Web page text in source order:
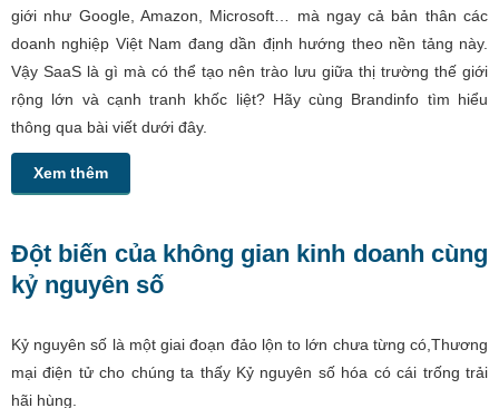
giới như Google, Amazon, Microsoft… mà ngay cả bản thân các
doanh nghiệp Việt Nam đang dần định hướng theo nền tảng này.
Vậy SaaS là gì mà có thể tạo nên trào lưu giữa thị trường thế giới
rộng lớn và cạnh tranh khốc liệt? Hãy cùng Brandinfo tìm hiểu
thông qua bài viết dưới đây.
Xem thêm
Đột biến của không gian kinh doanh cùng
kỷ nguyên số
Kỷ nguyên số là một giai đoạn đảo lộn to lớn chưa từng có,Thương
mại điện tử cho chúng ta thấy Kỷ nguyên số hóa có cái trống trải
hãi hùng.